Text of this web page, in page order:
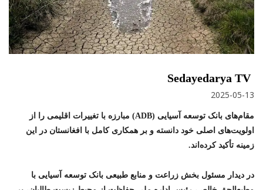
Sedayedarya TV
2025-05-13
مقام‌های بانک توسعه آسیایی (ADB) مبارزه با تغییرات اقلیمی را از
اولویت‌های اصلی خود دانسته و بر همکاری کامل با افغانستان در این
زمینه تأکید کرده‌اند.
در دیدار مسئول بخش زراعت و منابع طبیعی بانک توسعه آسیایی با